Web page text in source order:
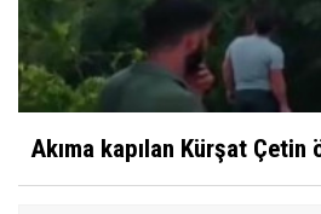
Akıma kapılan Kürşat Çetin